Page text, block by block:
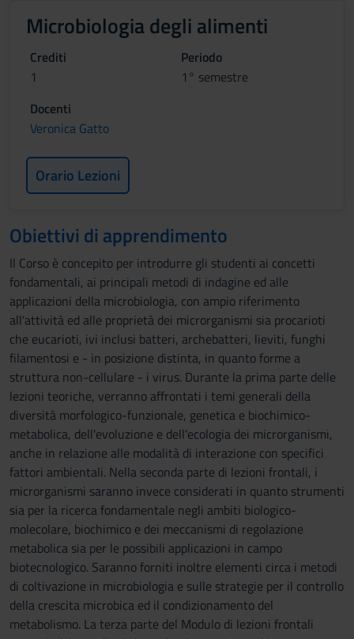
Microbiologia degli alimenti
Crediti
1
Periodo
1° semestre
Docenti
Veronica Gatto
Orario Lezioni
Obiettivi di apprendimento
Il Corso è concepito per introdurre gli studenti ai concetti
fondamentali, ai principali metodi di indagine ed alle
applicazioni della microbiologia, con ampio riferimento
all'attività ed alle proprietà dei microrganismi sia procarioti
che eucarioti, ivi inclusi batteri, archebatteri, lieviti, funghi
filamentosi e - in posizione distinta, in quanto forme a
struttura non-cellulare - i virus. Durante la prima parte delle
lezioni teoriche, verranno affrontati i temi generali della
diversità morfologico-funzionale, genetica e biochimico-
metabolica, dell'evoluzione e dell'ecologia dei microrganismi,
anche in relazione alle modalità di interazione con specifici
fattori ambientali. Nella seconda parte di lezioni frontali, i
microrganismi saranno invece considerati in quanto strumenti
sia per la ricerca fondamentale negli ambiti biologico-
molecolare, biochimico e dei meccanismi di regolazione
metabolica sia per le possibili applicazioni in campo
biotecnologico. Saranno forniti inoltre elementi circa i metodi
di coltivazione in microbiologia e sulle strategie per il controllo
della crescita microbica ed il condizionamento del
metabolismo. La terza parte del Modulo di lezioni frontali